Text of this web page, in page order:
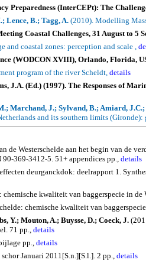
Preparedness (InterCEPt): The
Lence, B.; Tagg, A.(2010). Modelling
Coastal Challenges, 31 August to 5
and coastal zones: perception and scale ,
(WODCON XVIII), Orlando, Florida,
program of the riverScheldt, details
J.A. (Ed.) (1997). The Responses of
Marchand, J.; Sylvand, B.; Amiard,
and its southern limits (Gironde):
de Westerschelde aan het begin van de
369-3412-5. 51+ appendices pp., details
deurganckdok: deelrapport 1.
kwaliteit van baggerspecie in
chemische kwaliteit van
Y.; Mouton, A.; Buysse, D.; Coeck, J.
71 pp., details
pp., details
Januari 2011[S.n.][S.l.]. 2 pp., details